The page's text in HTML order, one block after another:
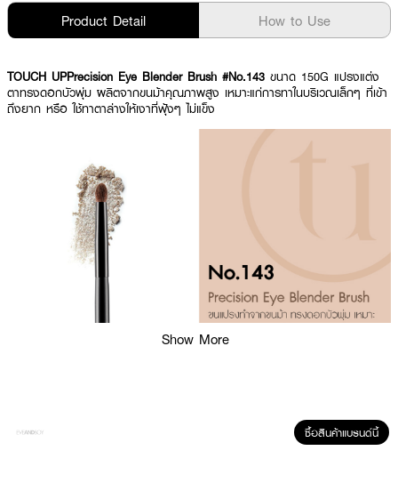
Product Detail How to Use
TOUCH UPPrecision Eye Blender Brush #No.143 ขนาด 150G แปรงแต่ง
ตาทรงดอกบัวพุ่ม ผลิตจากขนม้าคุณภาพสูง เหมาะแก่การทาในบริเวณเล็กๆ ที่เข้า
ถึงยาก หรือ ใช้ทาตาล่างให้เงาที่ฟุ้งๆ ไม่แข็ง
Show More
ซื้อสินค้าแบรนด์นี้